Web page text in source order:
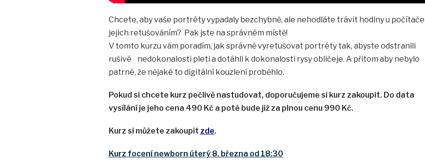
Chcete, aby vaše portréty vypadaly bezchybně, ale nehodláte trávit hodiny u počítače
jejich retušováním? Pak jste na správném místě!
V tomto kurzu vám poradím, jak správně vyretušovat portréty tak, abyste odstranili
rušivé nedokonalosti pleti a dotáhli k dokonalosti rysy obličeje. A přitom aby nebylo
patrné, že nějaké to digitální kouzlení proběhlo.
Pokud si chcete kurz pečlivě nastudovat, doporučujeme si kurz zakoupit. Do data
vysílání je jeho cena 490 Kč a poté bude již za plnou cenu 990 Kč.
Kurz si můžete zakoupit zde.
Kurz focení newborn úterý 8. března od 18:30